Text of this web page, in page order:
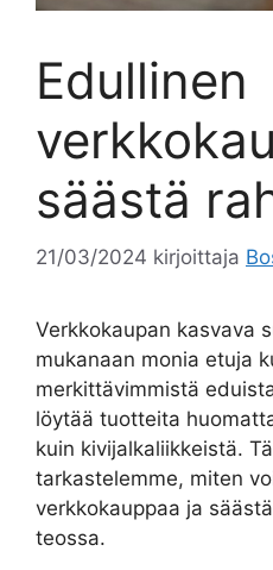
Edullinen
säästä
21/03/2024 kirjoittaja
Verkkokaupan kasvava
mukanaan monia etuja
merkittävimmistä
löytää tuotteita
kuin kivijalkaliikkeistä.
tarkastelemme, miten
verkkokauppaa ja
teossa.